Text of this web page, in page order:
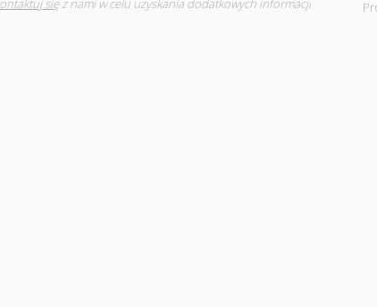
sięz nami w celu uzyskania dodatkowych informacji